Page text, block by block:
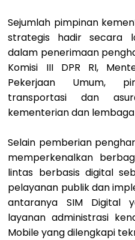
Sejumlah pimpinan
strategis hadir secara
dalam penerimaan
Komisi III DPR RI,
Pekerjaan Umum,
transportasi dan
kementerian dan
Selain pemberian
memperkenalkan
lintas berbasis digital
pelayanan publik dan
antaranya SIM Digital
layanan administrasi
Mobile yang dilengkapi